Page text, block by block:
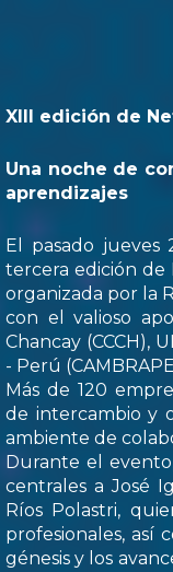
XIII edición de
Una noche de
aprendizajes
El pasado jueves
tercera edición de
organizada por la
con el valioso
Chancay (CCCH),
- Perú
Más de 120
de intercambio y
ambiente de
Durante el
centrales a José
Ríos Polastri,
profesionales, así
génesis y los